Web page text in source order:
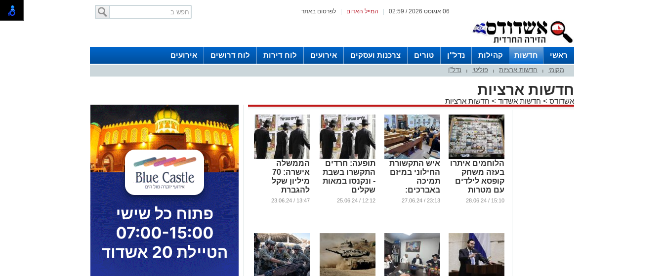
לפרסום באתר המייל האדום 06 אוגוסט 2026 / 02:59
ראשי חדשות קהילות נדל"ן טורים צרכנות ועסקים אירועים לוח דירות לוח דרושים אירועים
מקומי חדשות ארציות פוליטי נדל"ן
חדשות ארציות
אשדודס > חדשות אשדוד > חדשות ארציות
הלוחמים איתרו
בעזה משחק
קופסא לילדים
עם מטרות
לפיגועים
15:10 / 28.06.24
איש התקשורת
החילוני במיזם
תמיכה
באברכים:
מאות אלפים
23:13 / 27.06.24
תופעה: חרדים
התקשרו בשבת
- ונקנסו במאות
שקלים
...
12:12 / 25.06.24
הממשלה
אישרה: 70
מיליון שקל
להגברת
תעסוקת גברים
13:47 / 23.06.24